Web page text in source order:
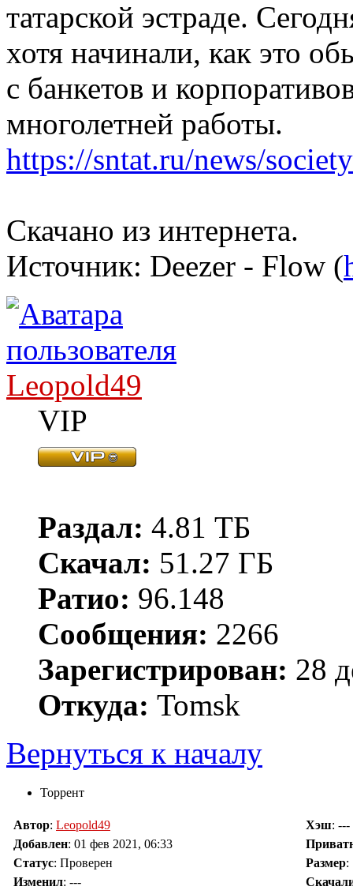
татарской эстраде.
хотя начинали, как это
с банкетов и
многолетней работы.
https://sntat.ru/news/
Скачано из интернета.
Источник: Deezer - Flow (
Leopold49
VIP
Раздал: 4.81 ТБ
Скачал: 51.27 ГБ
Ратио: 96.148
Сообщения: 2266
Зарегистрирован: 28
Откуда: Tomsk
Вернуться к началу
Торрент
Автор: Leopold49 Хэш: ---
Добавлен: 01 фев 2021, 06:33
Статус: Проверен Размер:
Изменил: ---